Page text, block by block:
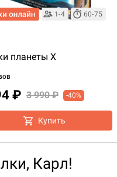
1-4
60-75
планеты X
₽ 3 990 ₽ -40%
Купить
Карл!